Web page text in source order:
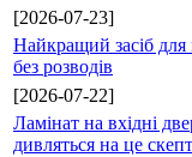
[2026-07-23]
Найкращий засіб для
без розводів
[2026-07-22]
Ламінат на вхідні
дивляться на це